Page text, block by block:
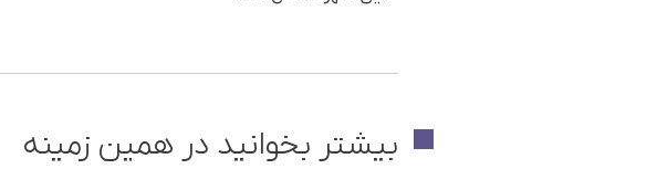
بیشتر بخوانید در همین زمینه